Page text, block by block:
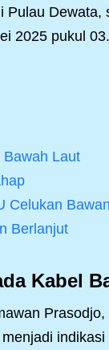
Dewata,
2025 pukul
Bawah Laut
Celukan
Berlanjut
Kabel